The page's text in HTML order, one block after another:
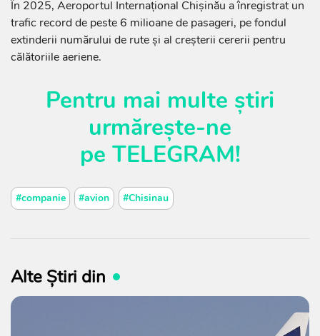
În 2025, Aeroportul Internațional Chișinău a înregistrat un
trafic record de peste 6 milioane de pasageri, pe fondul
extinderii numărului de rute și al creșterii cererii pentru
călătoriile aeriene.
Pentru mai multe știri
urmărește-ne
pe TELEGRAM!
#companie #avion #Chisinau
Alte Știri din